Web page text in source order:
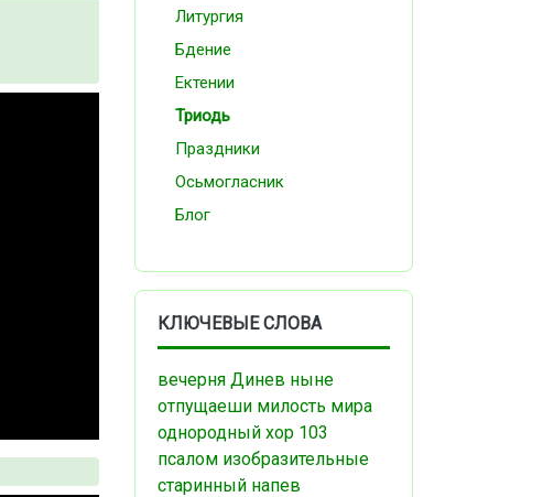
Литургия
Бдение
Ектении
Триодь
Праздники
Осьмогласник
Блог
КЛЮЧЕВЫЕ СЛОВА
вечерня Динев ныне
отпущаеши милость мира
однородный хор 103
псалом изобразительные
старинный напев